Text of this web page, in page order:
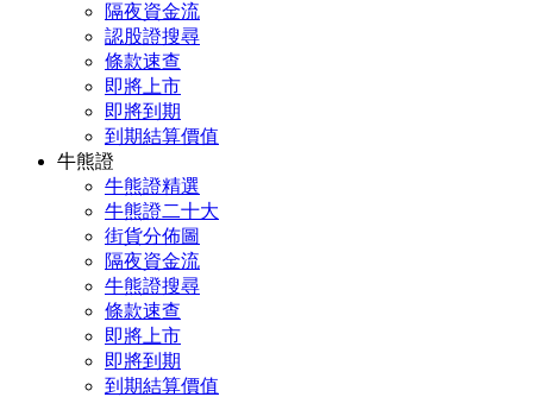
隔夜資金流
認股證搜尋
條款速查
即將上市
即將到期
到期結算價值
牛熊證
牛熊證精選
牛熊證二十大
街貨分佈圖
隔夜資金流
牛熊證搜尋
條款速查
即將上市
即將到期
到期結算價值